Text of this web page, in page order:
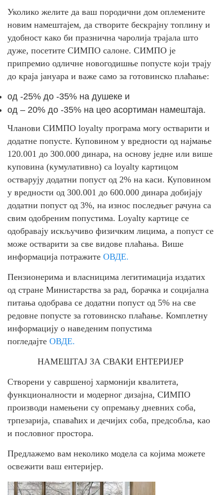
Уколико желите да ваш породични дом оплемените
новим намештајем, да створите бескрајну топлину и
удобност како би празнична чаролија трајала што
дуже, посетите СИМПО салоне. СИМПО је
припремио одличне новогодишње попусте који трају
до краја јануара и важе само за готовинско плаћање:
од -25% до -35% на душеке и
од – 20% до -35% на цео асортиман намештаја.
Чланови СИМПО loyalty програма могу остварити и
додатне попусте. Куповином у вредности од најмање
120.001 до 300.000 динара, на основу једне или више
куповина (кумулативно) са loyalty картицом
остварују додатни попуст од 2% на каси. Куповином
у вредности од 300.001 до 600.000 динара добијају
додатни попуст од 3%, на износ последњег рачуна са
свим одобреним попустима. Loyalty картице се
одобравају искључиво физичким лицима, а попуст се
може остварити за све видове плаћања. Више
информација потражите ОВДЕ.
Пензионерима и власницима легитимација издатих
од стране Министарства за рад, борачка и социјална
питања одобрава се додатни попуст од 5% на све
редовне попусте за готовинско плаћање. Комплетну
информацију о наведеним попустима
погледајте ОВДЕ.
НАМЕШТАЈ ЗА СВАКИ ЕНТЕРИЈЕР
Створени у савршеној хармонији квалитета,
функционалности и модерног дизајна, СИМПО
производи намењени су опремању дневних соба,
трпезарија, спаваћих и дечијих соба, предсобља, као
и пословног простора.
Предлажемо вам неколико модела са којима можете
освежити ваш ентеријер.